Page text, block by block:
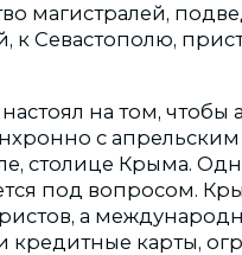
магистралей,
к Севастополю,
на том,
с
столице Крыма.
под вопросом.
а
карты,